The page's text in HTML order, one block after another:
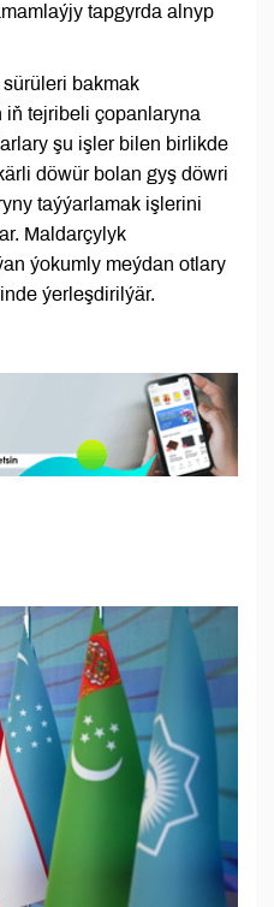
tapgyrda alnyp
bakmak
tejribeli çopanlaryna
şu işler bilen birlikde
döwür bolan gyş döwri
taýýarlamak işlerini
Maldarçylyk
ýokumly meýdan otlary
ýerleşdirilýär.